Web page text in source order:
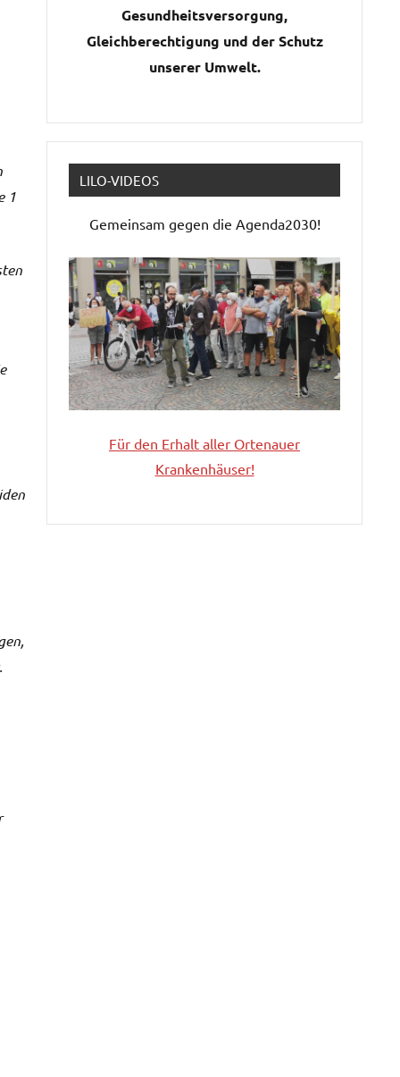
1
Gesundheitsversorgung,
Gleichberechtigung und der Schutz
unserer Umwelt.
LILO-VIDEOS
Gemeinsam gegen die Agenda2030!
Für den Erhalt aller Ortenauer
Krankenhäuser!